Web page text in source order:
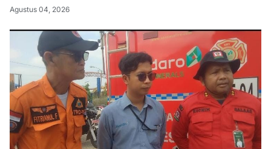
Agustus 04, 2026